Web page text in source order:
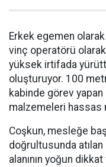
Erkek egemen
vinç operatörü
yüksek irtifada
oluşturuyor. 100
kabinde görev yapan
malzemeleri hassas
Coşkun, mesleğe
doğrultusunda atılan
alanının yoğun